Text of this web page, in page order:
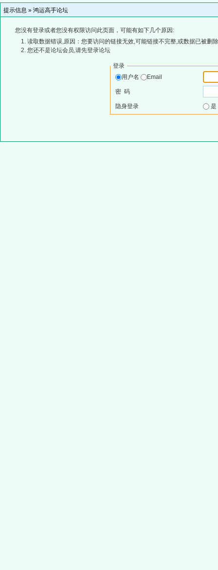
提示信息 » 鸿运高手论坛
您没有登录或者您没有权限访问此页面，可能有如下几个原因:
读取数据错误,原因：您要访问的链接无效,可能链接不完整,或数据已被删
您还不是论坛会员,请先登录论坛
登录
用户名
Email
密 码
隐身登录